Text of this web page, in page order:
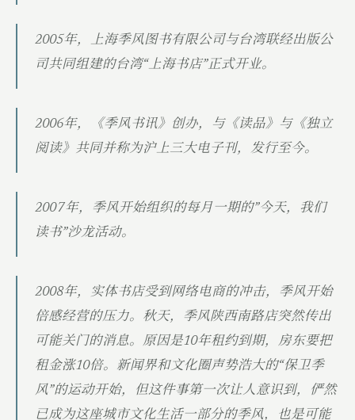
2005年，上海季风图书有限公司与台湾联经出版公
司共同组建的台湾“上海书店”正式开业。
2006年，《季风书讯》创办，与《读品》与《独立
阅读》共同并称为沪上三大电子刊，发行至今。
2007年，季风开始组织的每月一期的”今天，我们
读书”沙龙活动。
2008年，实体书店受到网络电商的冲击，季风开始
倍感经营的压力。秋天，季风陕西南路店突然传出
可能关门的消息。原因是10年租约到期，房东要把
租金涨10倍。新闻界和文化圈声势浩大的“保卫季
风”的运动开始，但这件事第一次让人意识到，俨然
已成为这座城市文化生活一部分的季风，也是可能